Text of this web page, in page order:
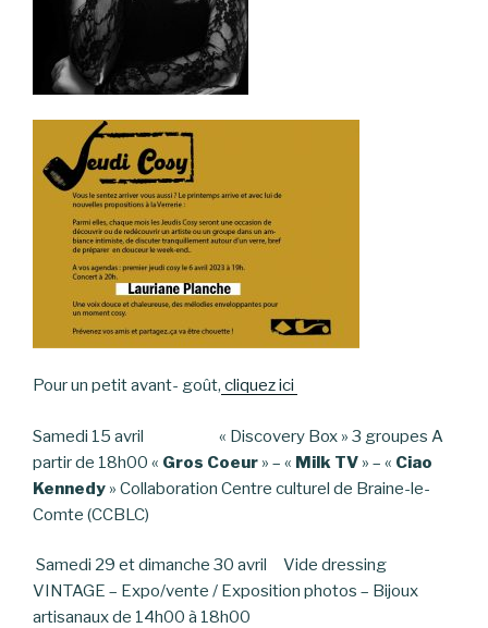
Pour un petit avant- goût, cliquez ici
Samedi 15 avril « Discovery Box » 3 groupes A
partir de 18h00 « Gros Coeur » – « Milk TV » – « Ciao
Kennedy » Collaboration Centre culturel de Braine-le-
Comte (CCBLC)
Samedi 29 et dimanche 30 avril Vide dressing
VINTAGE – Expo/vente / Exposition photos – Bijoux
artisanaux de 14h00 à 18h00